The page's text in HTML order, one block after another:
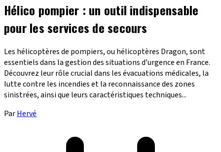
Hélico pompier : un outil indispensable
pour les services de secours
Les hélicoptères de pompiers, ou hélicoptères Dragon, sont
essentiels dans la gestion des situations d’urgence en France.
Découvrez leur rôle crucial dans les évacuations médicales, la
lutte contre les incendies et la reconnaissance des zones
sinistrées, ainsi que leurs caractéristiques techniques...
ParHervé